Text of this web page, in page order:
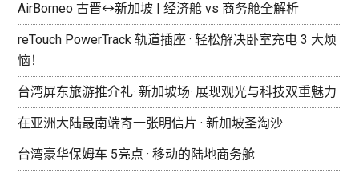
AirBorneo 古晋↔新加坡 | 经济舱 vs 商务舱全解析
reTouch PowerTrack 轨道插座 · 轻松解决卧室充电 3 大烦
恼！
台湾屏东旅游推介礼· 新加坡场· 展现观光与科技双重魅力
在亚洲大陆最南端寄一张明信片 · 新加坡圣淘沙
台湾豪华保姆车 5亮点 · 移动的陆地商务舱